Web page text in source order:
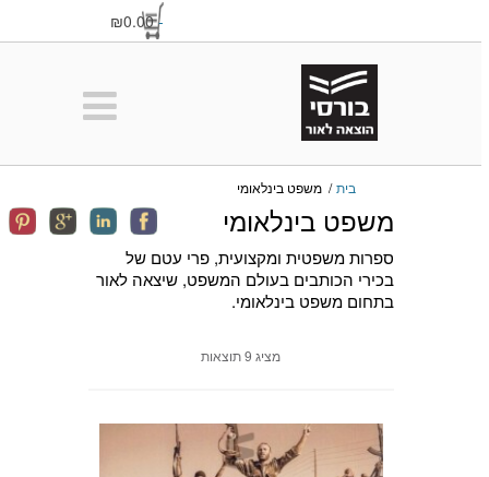
₪0.00
משפט בינלאומי
משפט בינלאומי
ספרות משפטית ומקצועית, פרי עטם של
בכירי הכותבים בעולם המשפט, שיצאה לאור
בתחום משפט בינלאומי.